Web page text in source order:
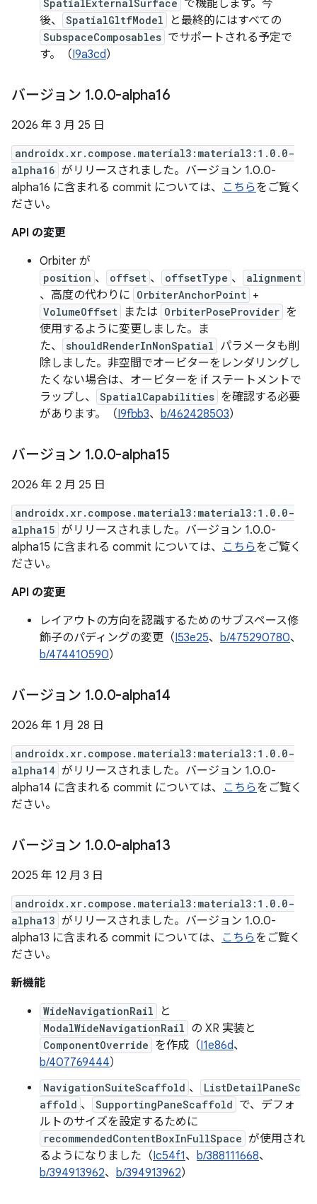
SpatialExternalSurface で機能します。今
後、
SpatialGltfModel と最終的にはすべての
SubspaceComposables でサポートされる予定で
す。（I9a3cd）
バージョン 1.0.0-alpha16
2026 年 3 月 25 日
androidx.xr.compose.material3:material3:1.0.0-
alpha16 がリリースされました。バージョン 1.0.0-
alpha16 に含まれる commit については、 こちらをご覧く
ださい。
API の変更
Orbiter が
position 、 offset 、 offsetType 、 alignment
、高度の代わりに OrbiterAnchorPoint +
VolumeOffset または OrbiterPoseProvider を
使用するように変更しました。ま
た、
shouldRenderInNonSpatial パラメータも削
除しました。非空間でオービターをレンダリングし
たくない場合は、オービターを if ステートメントで
ラップし、
SpatialCapabilities を確認する必要
があります。（I9fbb3、 b/462428503）
バージョン 1.0.0-alpha15
2026 年 2 月 25 日
androidx.xr.compose.material3:material3:1.0.0-
alpha15 がリリースされました。バージョン 1.0.0-
alpha15 に含まれる commit については、 こちらをご覧く
ださい。
API の変更
レイアウトの方向を認識するためのサブスペース修
飾子のパディングの変更（I53e25、 b/475290780、
b/474410590）
バージョン 1.0.0-alpha14
2026 年 1 月 28 日
androidx.xr.compose.material3:material3:1.0.0-
alpha14 がリリースされました。バージョン 1.0.0-
alpha14 に含まれる commit については、 こちらをご覧く
ださい。
バージョン 1.0.0-alpha13
2025 年 12 月 3 日
androidx.xr.compose.material3:material3:1.0.0-
alpha13 がリリースされました。バージョン 1.0.0-
alpha13 に含まれる commit については、 こちらをご覧く
ださい。
新機能
WideNavigationRail と
ModalWideNavigationRail の XR 実装と
ComponentOverride を作成（I1e86d、
b/407769444）
NavigationSuiteScaffold 、
ListDetailPaneSc
affold 、 SupportingPaneScaffold で、デフォ
ルトのサイズを設定するために
recommendedContentBoxInFullSpace が使用され
るようになりました（Ic54f1、 b/388111668、
b/394913962、 b/394913962）